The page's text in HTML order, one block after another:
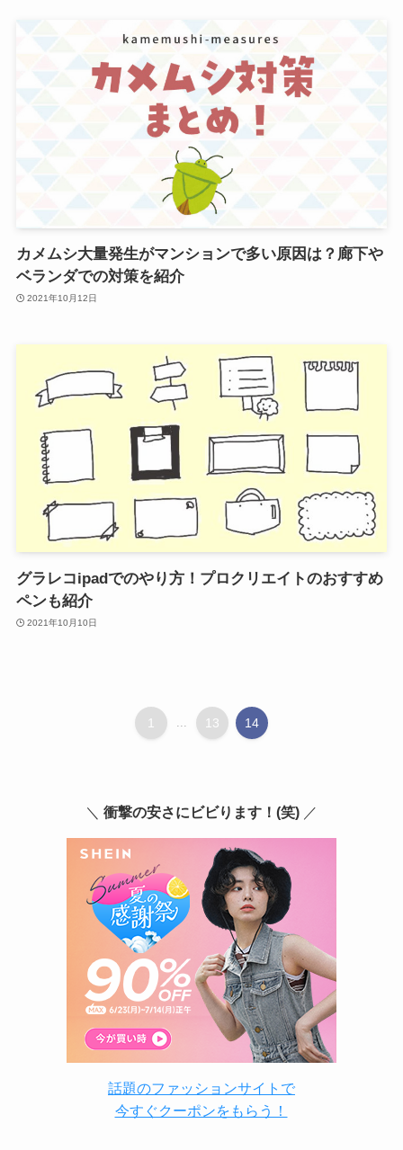
カメムシ大量発生がマンションで多い原因は？廊下や
ベランダでの対策を紹介
2021年10月12日
グラレコipadでのやり方！プロクリエイトのおすすめ
ペンも紹介
2021年10月10日
1 ... 13 14
＼ 衝撃の安さにビビります！(笑) ／
話題のファッションサイトで
今すぐクーポンをもらう！